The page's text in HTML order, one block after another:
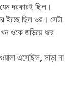
দরকারই ছিল।
ইচ্ছে ছিল ওর। সেটা
ওকে জড়িয়ে ধরে
এসেছিল, সাড়া না